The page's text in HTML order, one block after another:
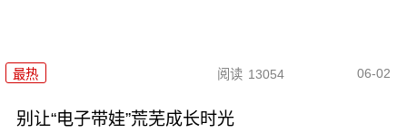
最热 阅读 13054 06-02
别让“电子带娃”荒芜成长时光